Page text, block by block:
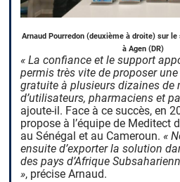
Arnaud Pourredon (deuxième à droite) sur
à Agen (DR)
« La confiance et le support
permis très vite de proposer
gratuite à plusieurs dizaines de
d’utilisateurs, pharmaciens et
ajoute-il. Face à ce succès, en
propose à l’équipe de Meditect
au Sénégal et au Cameroun. «
ensuite d’exporter la solution
des pays d’Afrique
», précise Arnaud.